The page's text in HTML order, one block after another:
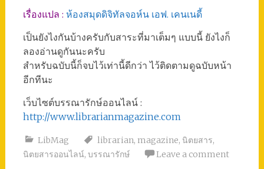
เรื่องแปล : ห้องสมุดดิจิทัลจอห์น เอฟ. เคนเนดี้
เป็นยังไงกันบ้างครับกับสาระที่มาเต็มๆ แบบนี้ ยังไงก็
ลองอ่านดูกันนะครับ
สำหรับฉบับนี้ก็จบไว้เท่านี้ดีกว่า ไว้ติดตามดูฉบับหน้า
อีกทีนะ
เว็บไซต์บรรณารักษ์ออนไลน์ :
http://www.librarianmagazine.com
LibMag librarian, magazine, นิตยสาร,
นิตยสารออนไลน์, บรรณารักษ์ Leave a comment